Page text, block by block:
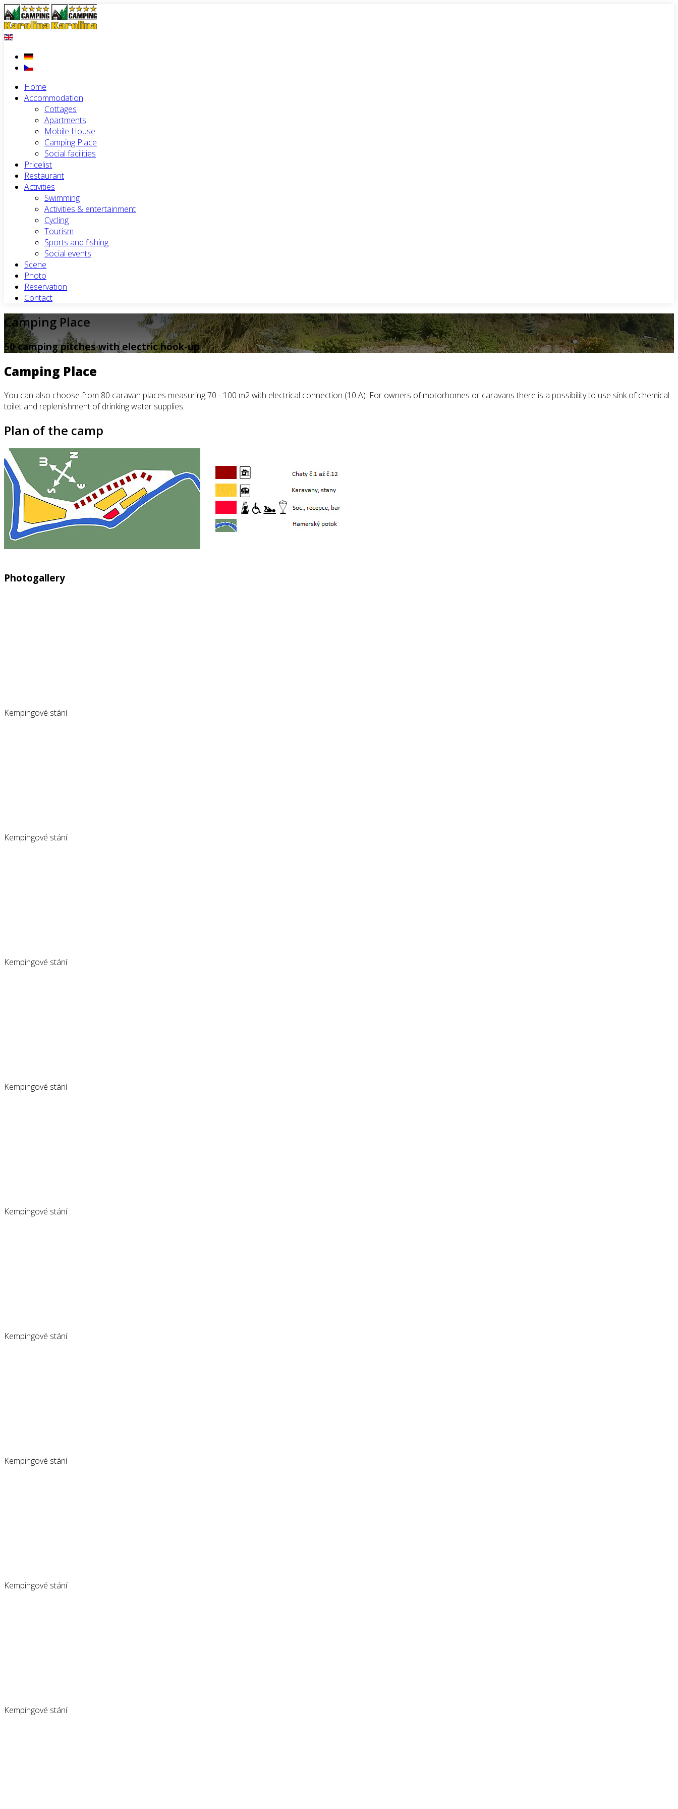
Home
Accommodation
Cottages
Apartments
Mobile House
Camping Place
Social facilities
Pricelist
Restaurant
Activities
Swimming
Activities & entertainment
Cycling
Tourism
Sports and fishing
Social events
Scene
Photo
Reservation
Contact
Camping Place
50 camping pitches with electric hook-up
Camping Place
You can also choose from 80 caravan places measuring 70 - 100 m2 with electrical connection (10 A). For owners of motorhomes or caravans there is a possibility to use sink of chemical
toilet and replenishment of drinking water supplies.
Plan of the camp
Photogallery
Kempingové stání
Kempingové stání
Kempingové stání
Kempingové stání
Kempingové stání
Kempingové stání
Kempingové stání
Kempingové stání
Kempingové stání